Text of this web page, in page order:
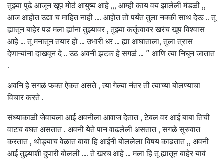
तुझ्या पुढे आजून खूप मोठं आयुष्य आहे ,,, आम्ही काय वय झालेली मंडळी ,,
आज आहोत उद्या च माहित नाही .... आहोत तो पर्यंत तुला नक्की साथ देऊ .. तू
ह्यातून बाहेर पड मला ह्यांना तुझ्यावर , तुझ्या कर्तृत्वावर खरंच खूप विश्वास
आहे ... तू मनातून तयार हो ... उभारी धर ... ह्या आघाताला, तुला त्रास
देणाऱ्यांना दाखवून दे .. उठ अवनी झटक हे सगळं ... " आणि त्या निघून जातात
.
अवनि हे सगळं फक्त ऐकत असते , त्या गेल्या नंतर ती त्याच्या बोलण्याचा
विचार करते .
संध्याकाळी जेवायला आई अवनीला आवाज देतात , टेबल वर आई बाबा तिची
वाटच बघत असतात . अवनी येते पान वाढलेली असतात , सगळे सुरुवात
करतात , थोड्याच वेळात बाबा हि आईनी बोललेला विषय काढतात ,, अवनी
आई तुझ्याशी दुपारी बोलली .... ते खरच आहे ... मला हि तू ह्यातून बाहेर यावं